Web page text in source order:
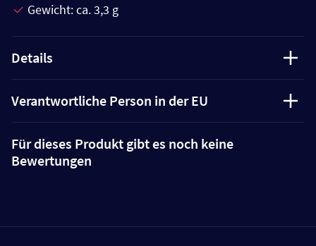
Gewicht: ca. 3,3 g
Details
Verantwortliche Person in der EU
Für dieses Produkt gibt es noch keine
Bewertungen